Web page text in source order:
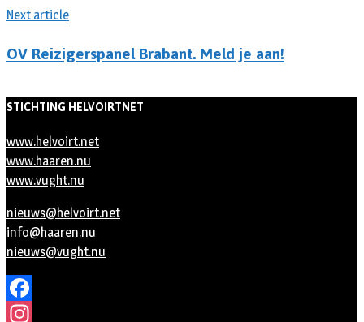
Next article
OV Reizigerspanel Brabant. Meld je aan!
STICHTING HELVOIRTNET
www.helvoirt.net
www.haaren.nu
www.vught.nu
nieuws@helvoirt.net
info@haaren.nu
nieuws@vught.nu
Facebook